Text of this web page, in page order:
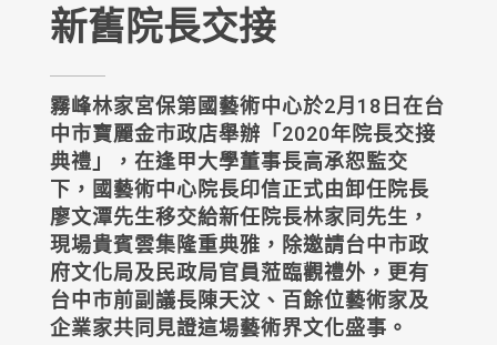
新舊院長交接
霧峰林家宮保第國藝術中心於2月18日在台
中市寶麗金市政店舉辦「2020年院長交接
典禮」，在逢甲大學董事長高承恕監交
下，國藝術中心院長印信正式由卸任院長
廖文潭先生移交給新任院長林家同先生，
現場貴賓雲集隆重典雅，除邀請台中市政
府文化局及民政局官員蒞臨觀禮外，更有
台中市前副議長陳天汶、百餘位藝術家及
企業家共同見證這場藝術界文化盛事。